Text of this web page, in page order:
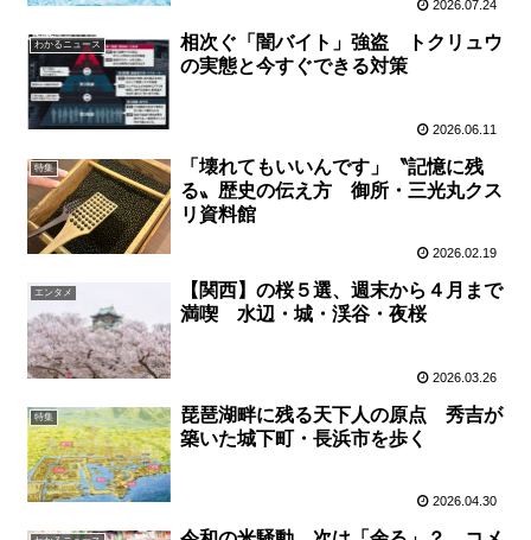
2026.07.24
わかるニュース
相次ぐ「闇バイト」強盗 トクリュウ
の実態と今すぐできる対策
2026.06.11
特集
「壊れてもいいんです」〝記憶に残
る〟歴史の伝え方 御所・三光丸クス
リ資料館
2026.02.19
エンタメ
【関西】の桜５選、週末から４月まで
満喫 水辺・城・渓谷・夜桜
2026.03.26
特集
琵琶湖畔に残る天下人の原点 秀吉が
築いた城下町・長浜市を歩く
2026.04.30